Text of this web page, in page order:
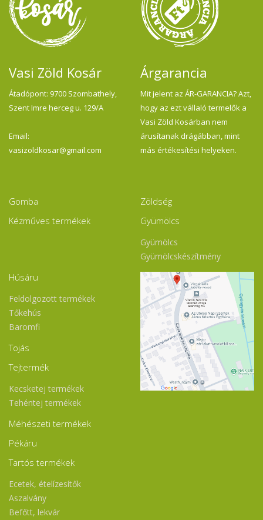
Vasi Zöld Kosár
Átadópont: 9700 Szombathely,
Szent Imre herceg u. 129/A
Email:
vasizoldkosar@gmail.com
Árgarancia
Mit jelent az ÁR-GARANCIA? Azt,
hogy az ezt vállaló termelők a
Vasi Zöld Kosárban nem
árusítanak drágábban, mint
más értékesítési helyeken.
Gomba
Kézműves termékek
Zöldség
Gyümölcs
Gyümölcs
Gyümölcskészítmény
Húsáru
Feldolgozott termékek
Tőkehús
Baromfi
Tojás
Tejtermék
Kecsketej termékek
Tehéntej termékek
Méhészeti termékek
Pékáru
Tartós termékek
Ecetek, ételízesítők
Aszalvány
Befőtt, lekvár